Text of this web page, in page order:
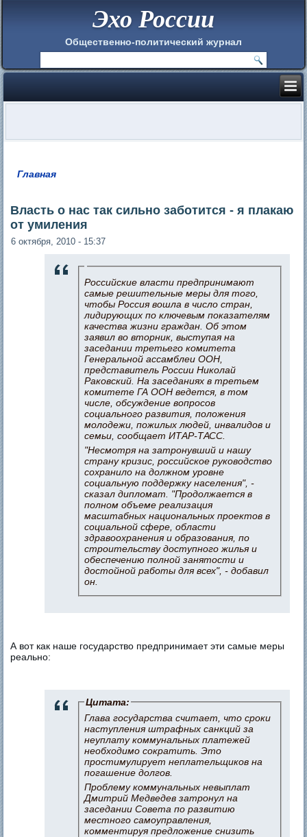
Эхо России
Общественно-политический журнал
Главная
Власть о нас так сильно заботится - я плакаю
от умиления
6 октября, 2010 - 15:37
Российские власти предпринимают
самые решительные меры для того,
чтобы Россия вошла в число стран,
лидирующих по ключевым показателям
качества жизни граждан. Об этом
заявил во вторник, выступая на
заседании третьего комитета
Генеральной ассамблеи ООН,
представитель России Николай
Раковский. На заседаниях в третьем
комитете ГА ООН ведется, в том
числе, обсуждение вопросов
социального развития, положения
молодежи, пожилых людей, инвалидов и
семьи, сообщает ИТАР-ТАСС.
"Несмотря на затронувший и нашу
страну кризис, российское руководство
сохранило на должном уровне
социальную поддержку населения", -
сказал дипломат. "Продолжается в
полном объеме реализация
масштабных национальных проектов в
социальной сфере, области
здравоохранения и образования, по
строительству доступного жилья и
обеспечению полной занятости и
достойной работы для всех", - добавил
он.
А вот как наше государство предпринимает эти самые меры
реально:
Цитата:
Глава государства считает, что сроки
наступления штрафных санкций за
неуплату коммунальных платежей
необходимо сократить. Это
простимулирует неплательщиков на
погашение долгов.
Проблему коммунальных невыплат
Дмитрий Медведев затронул на
заседании Совета по развитию
местного самоуправления,
комментируя предложение снизить